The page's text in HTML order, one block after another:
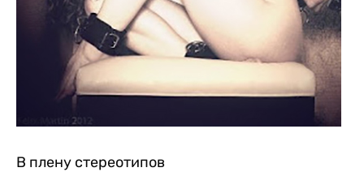
В плену стереотипов